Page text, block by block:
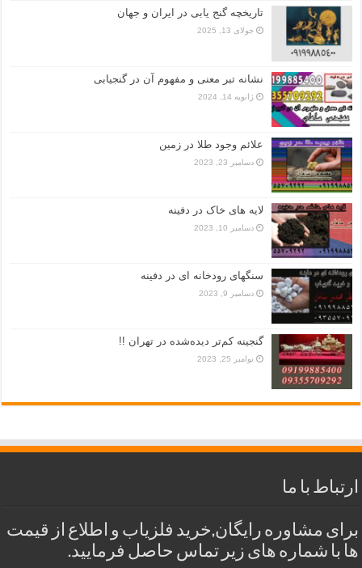
تاریخچه گنج‌ یابی در ایران و جهان
جولای 13, 2025
نشانه تبر معنی و مفهوم آن در گنجیابی
ژانویه 14, 2024
علائم وجود طلا در زمین
دسامبر 23, 2023
لایه های خاک در دفینه
دسامبر 10, 2023
سنگهای رودخانه ای در دفینه
دسامبر 9, 2023
گنجینه کم‌تر دیده‌شده در تهران !!
نوامبر 25, 2023
ارتباط با ما
برای مشاوره رایگان,خرید فلزیاب و اطلاع از قیمت
ها با شماره های زیر تماس حاصل فرمایید.